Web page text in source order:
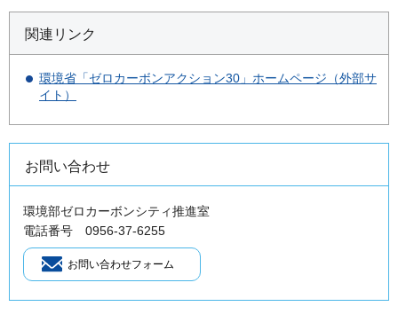
関連リンク
環境省「ゼロカーボンアクション30」ホームページ（外部サ
イト）
お問い合わせ
環境部ゼロカーボンシティ推進室
電話番号 0956-37-6255